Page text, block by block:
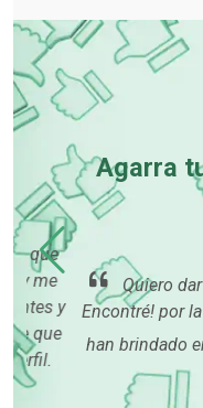
Agarra tus
Quiero dar las
Encontré! por la
han brindado en